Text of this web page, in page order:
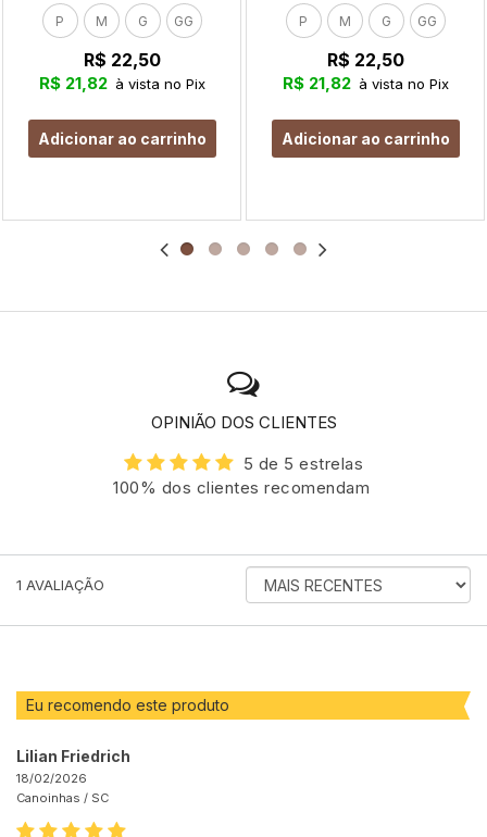
P M G GG
R$ 22,50
R$ 21,82 à vista no Pix
Adicionar ao carrinho
P M G GG
R$ 22,50
R$ 21,82 à vista no Pix
Adicionar ao carrinho
OPINIÃO DOS CLIENTES
5 de 5 estrelas
100% dos clientes recomendam
1 AVALIAÇÃO
ORDENAR
AVALIAÇÕES
Eu recomendo este produto
Lilian Friedrich
18/02/2026
Canoinhas / SC